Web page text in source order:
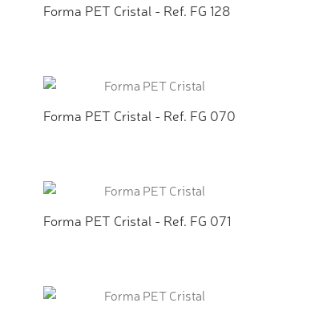
Forma PET Cristal - Ref. FG 128
Forma PET Cristal - Ref. FG 070
Forma PET Cristal - Ref. FG 071